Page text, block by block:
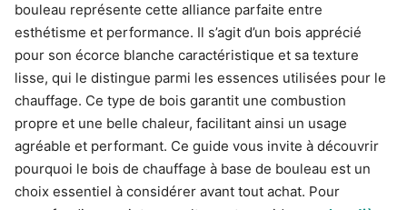
bouleau représente cette alliance parfaite entre
esthétisme et performance. Il s’agit d’un bois apprécié
pour son écorce blanche caractéristique et sa texture
lisse, qui le distingue parmi les essences utilisées pour le
chauffage. Ce type de bois garantit une combustion
propre et une belle chaleur, facilitant ainsi un usage
agréable et performant. Ce guide vous invite à découvrir
pourquoi le bois de chauffage à base de bouleau est un
choix essentiel à considérer avant tout achat. Pour